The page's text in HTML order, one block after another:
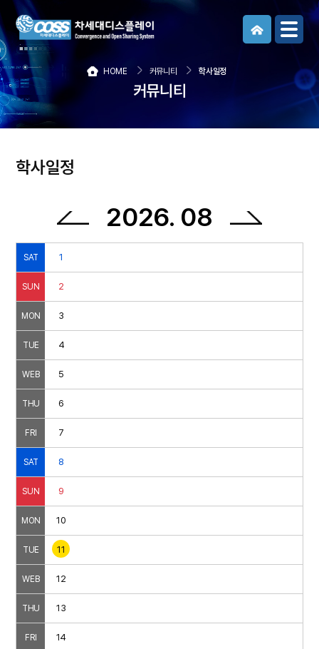
메뉴보기
HOME 커뮤니티 학사일정
커뮤니티
학사일정
2026. 08
SAT 1
SUN 2
MON 3
TUE 4
WEB 5
THU 6
FRI 7
SAT 8
SUN 9
MON 10
TUE 11
WEB 12
THU 13
FRI 14